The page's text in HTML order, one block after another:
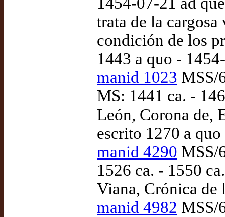
trata de la
condición de los
1443 a quo -
manid 1023 MSS/
MS: 1441 ca. -
León, Corona de,
escrito 1270 a
manid 4290 MSS/
1526 ca. - 1550
Viana, Crónica de
manid 4982 MSS/